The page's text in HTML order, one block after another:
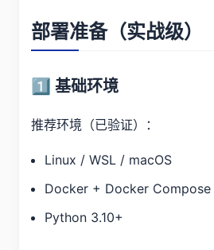
Research Agent
│ - Coding Agent
└─────────┬─────────┘
┌─────────▼─────────┐
│
- 本地 LLM
API LLM
│
- Search / FS / DB
部署准备（实战级）
1️⃣ 基础环境
推荐环境（已验证）：
Linux / WSL / macOS
Docker + Docker Compose
Python 3.10+